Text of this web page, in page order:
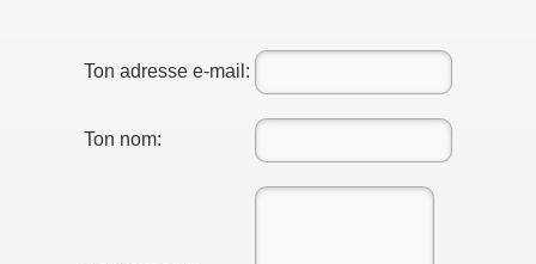
Ton adresse e-mail:
Ton nom: